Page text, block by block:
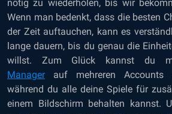
nötig zu wiederholen, bis wir
Wenn man bedenkt, dass die besten
der Zeit auftauchen, kann es
lange dauern, bis du genau die
willst. Zum Glück kannst du
Managerauf mehreren Accounts
während du alle deine Spiele für
einem Bildschirm behalten kannst.